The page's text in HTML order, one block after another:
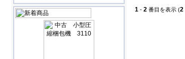
1 - 2 番目を表示 (2